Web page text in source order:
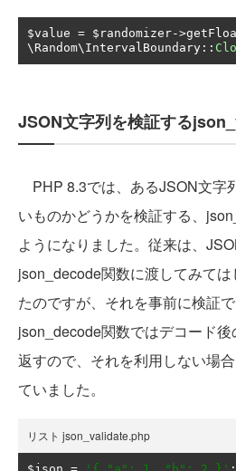
$value = $randomizer->
\Random\IntervalBoundary ::
JSON文字列を検証する
PHP 8.3では、あるJSON文字
いものかどうかを検証する、
ようになりました。従来は、
json_decode関数に渡してみて
たのですが、それを事前に検証で
json_decode関数ではデコード
返すので、それを利用しない場
ていました。
リスト json_validate.php